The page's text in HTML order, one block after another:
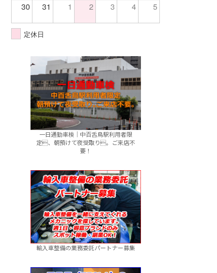
30 31 1 2 3 4 5
定休日
一日通勤車検｜中百舌鳥駅利用者限
定、朝預けて夜受取り。ご来店不
要！
輸入車整備の業務委託パートナー募集